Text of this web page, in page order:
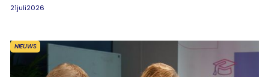
21juli2026
NIEUWS